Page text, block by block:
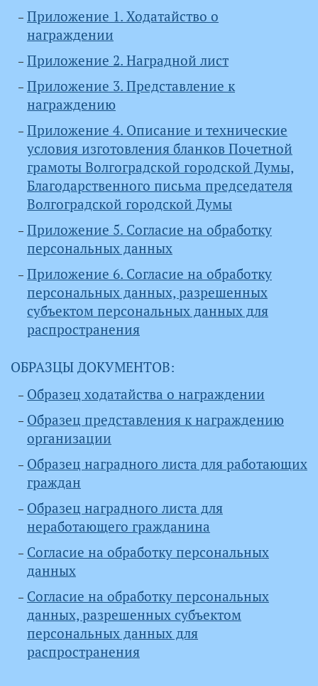
Приложение 1. Ходатайство о
награждении
Приложение 2. Наградной лист
Приложение 3. Представление к
награждению
Приложение 4. Описание и технические
условия изготовления бланков Почетной
грамоты Волгоградской городской Думы,
Благодарственного письма председателя
Волгоградской городской Думы
Приложение 5. Согласие на обработку
персональных данных
Приложение 6. Согласие на обработку
персональных данных, разрешенных
субъектом персональных данных для
распространения
ОБРАЗЦЫ ДОКУМЕНТОВ:
Образец ходатайства о награждении
Образец представления к награждению
организации
Образец наградного листа для работающих
граждан
Образец наградного листа для
неработающего гражданина
Согласие на обработку персональных
данных
Согласие на обработку персональных
данных, разрешенных субъектом
персональных данных для
распространения